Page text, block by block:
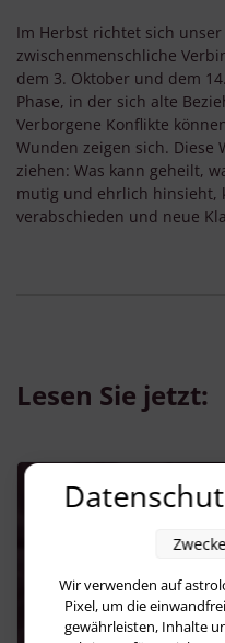
Im Herbst richtet sich
zwischenmenschliche
dem 3. Oktober und dem
Phase, in der sich alte
Verborgene Konflikte
Wunden zeigen sich. Diese
ziehen: Was kann geheilt,
mutig und ehrlich hinsieht,
verabschieden und neue
Lesen Sie jetzt:
Wir verwenden auf
Pixel, um die
gewährleisten, Inhalte
Zwecke